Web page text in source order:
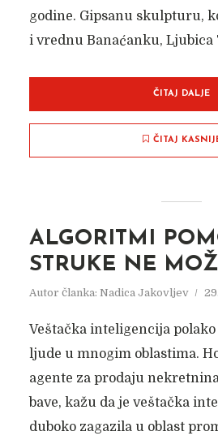
godine. Gipsanu skulpturu,
i vrednu Banaćanku, Ljubica
ČITAJ DALJE
ČITAJ
ALGORITMI
STRUKE NE
Autor članka: Nadica Jakovljev
Veštačka inteligencija
ljude u mnogim oblastima.
agente za prodaju
bave, kažu da je veštačka
duboko zagazila u oblast